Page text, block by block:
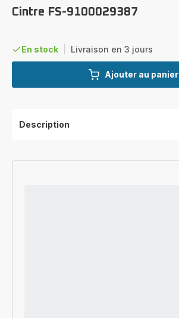
Cintre FS-9100029387
En stock Livraison en 3 jours
Ajouter au panier
Description